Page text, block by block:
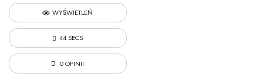
WYŚWIETLEŃ
44 SECS
0 OPINII